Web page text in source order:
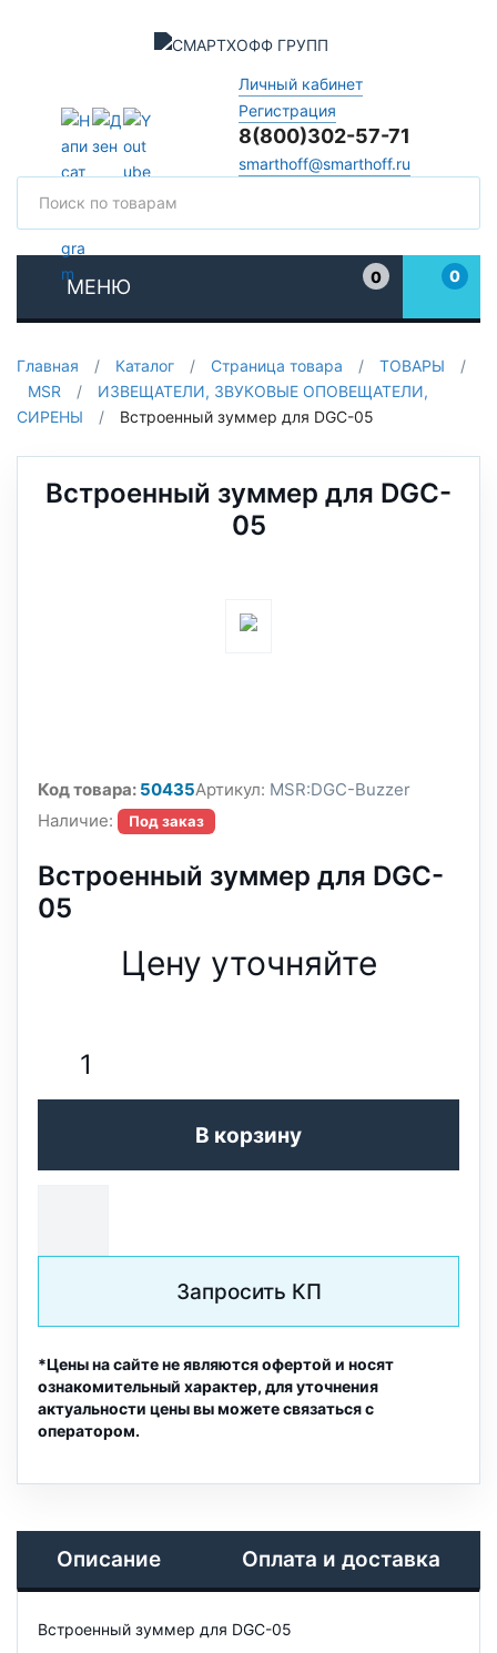
Личный кабинет
Регистрация
8(800)302-57-71
smarthoff@smarthoff.ru
МЕНЮ
0
0
Главная / Каталог / Страница товара / ТОВАРЫ
/
MSR
/
ИЗВЕЩАТЕЛИ, ЗВУКОВЫЕ ОПОВЕЩАТЕЛИ,
СИРЕНЫ
/ Встроенный зуммер для DGC-05
Встроенный зуммер для DGC-
05
Код товара: 50435Артикул: MSR:DGC-Buzzer
Наличие:
Под заказ
Встроенный зуммер для DGC-
05
Цену уточняйте
В корзину
Запросить КП
*Цены на сайте не являются офертой и носят
ознакомительный характер, для уточнения
актуальности цены вы можете связаться с
оператором.
Описание Оплата и доставка
Встроенный зуммер для DGC-05